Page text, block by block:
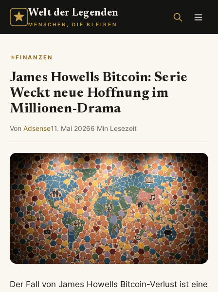
Welt der Legenden
MENSCHEN, DIE BLEIBEN
FINANZEN
James Howells Bitcoin: Serie
Weckt neue Hoffnung im
Millionen-Drama
Von Adsense11. Mai 20266 Min Lesezeit
Der Fall von James Howells Bitcoin-Verlust ist eine